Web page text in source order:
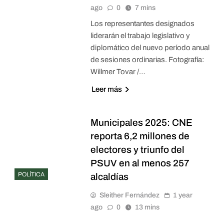
ago
0 7 mins
Los representantes designados
liderarán el trabajo legislativo y
diplomático del nuevo período anual
de sesiones ordinarias. Fotografía:
Willmer Tovar /…
Leer más
POLÍTICA
Municipales 2025: CNE
reporta 6,2 millones de
electores y triunfo del
PSUV en al menos 257
alcaldías
Sleither Fernández
1 year
ago
0 13 mins